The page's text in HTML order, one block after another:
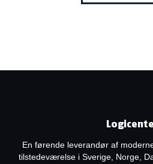
En førende leverandør af
tilstedeværelse i Sverige, Norge,